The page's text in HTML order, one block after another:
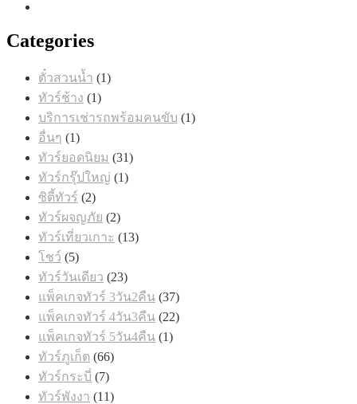
Categories
ตั๋วสวนน้ำ 11
ทัวร์ช้าง 11
สินค้า
บริการเช่ารถพร้อมคนขับ 11
อื่นๆ 11
สินค้า
ทัวร์ยอดนิยม 3131
ทัวร์กรุ๊ปใหญ่ 11
ซิตี้ทัวร์ 22
สินค้า
ทัวร์ผจญภัย 22
สินค้า
ทัวร์เที่ยวเกาะ 1313
โชว์ 55
สินค้า
ทัวร์วันเดียว 2323
สินค้า
แพ็คเกจทัวร์ 3วัน2คืน 3737
สินค้า
แพ็คเกจทัวร์ 4วัน3คืน 2222
แพ็คเกจทัวร์ 5วัน4คืน 11
ทัวร์ภูเก็ต 6666
ทัวร์กระบี่ 77
สินค้า
ทัวร์พังงา 1111